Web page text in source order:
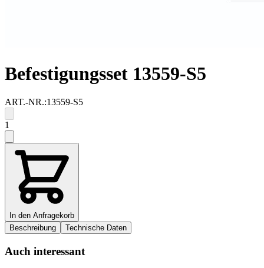
Befestigungsset 13559-S5
ART.-NR.:13559-S5
1
In den Anfragekorb
Beschreibung
Technische Daten
Auch interessant